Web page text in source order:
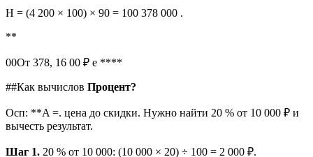
Н = (4 200 × 100) × 90 = 100 378 000 .
**
00От 378, 16 00 ₽ е ****
##Как вычислов Процент?
Осп: **A =. цена до скидки. Нужно найти 20 % от 10 000 ₽ и
вычесть результат.
Шаг 1. 20 % от 10 000: (10 000 × 20) ÷ 100 = 2 000 ₽.